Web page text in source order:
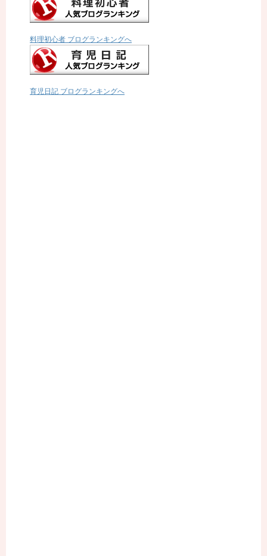
料理初心者 ブログランキングへ
育児日記 ブログランキングへ